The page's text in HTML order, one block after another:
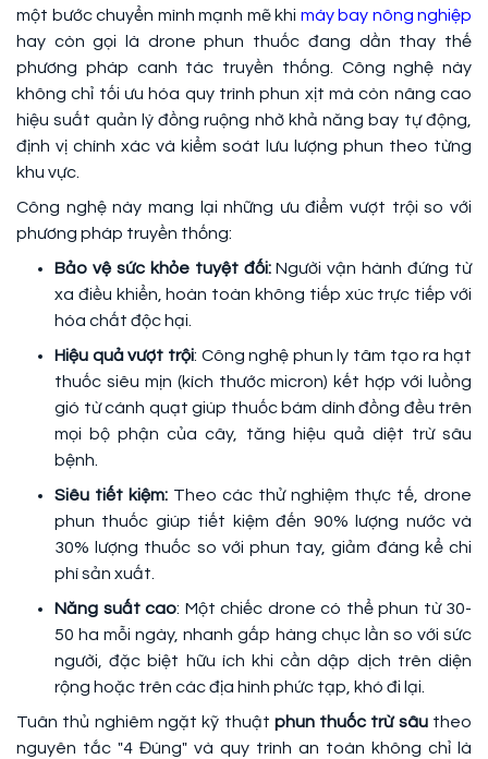
một bước chuyển mình mạnh mẽ khi máy bay nông nghiệp
hay còn gọi là drone phun thuốc đang dần thay thế
phương pháp canh tác truyền thống. Công nghệ này
không chỉ tối ưu hóa quy trình phun xịt mà còn nâng cao
hiệu suất quản lý đồng ruộng nhờ khả năng bay tự động,
định vị chính xác và kiểm soát lưu lượng phun theo từng
khu vực.
Công nghệ này mang lại những ưu điểm vượt trội so với
phương pháp truyền thống:
Bảo vệ sức khỏe tuyệt đối:Người vận hành đứng từ
xa điều khiển, hoàn toàn không tiếp xúc trực tiếp với
hóa chất độc hại.
Hiệu quả vượt trội: Công nghệ phun ly tâm tạo ra hạt
thuốc siêu mịn (kích thước micron) kết hợp với luồng
gió từ cánh quạt giúp thuốc bám dính đồng đều trên
mọi bộ phận của cây, tăng hiệu quả diệt trừ sâu
bệnh.
Siêu tiết kiệm: Theo các thử nghiệm thực tế, drone
phun thuốc giúp tiết kiệm đến 90% lượng nước và
30% lượng thuốc so với phun tay, giảm đáng kể chi
phí sản xuất.
Năng suất cao: Một chiếc drone có thể phun từ 30-
50 ha mỗi ngày, nhanh gấp hàng chục lần so với sức
người, đặc biệt hữu ích khi cần dập dịch trên diện
rộng hoặc trên các địa hình phức tạp, khó đi lại.
Tuân thủ nghiêm ngặt kỹ thuật phun thuốc trừ sâu theo
nguyên tắc "4 Đúng" và quy trình an toàn không chỉ là